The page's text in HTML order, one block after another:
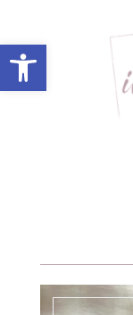
Abrir barra de